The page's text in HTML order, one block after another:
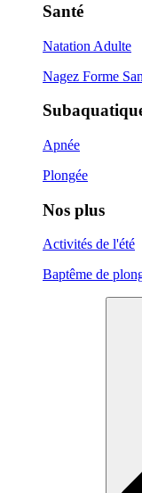
Santé
Natation Adulte
Nagez Forme
Apnée
Plongée
Nos plus
Activités de l'été
Baptême de